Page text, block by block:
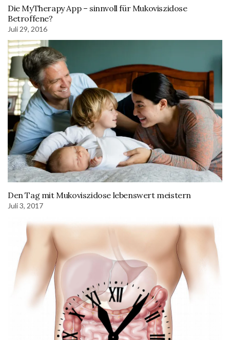
Die MyTherapy App – sinnvoll für Mukoviszidose
Betroffene?
Juli 29, 2016
Den Tag mit Mukoviszidose lebenswert meistern
Juli 3, 2017